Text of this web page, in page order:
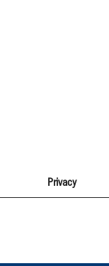
Privacy